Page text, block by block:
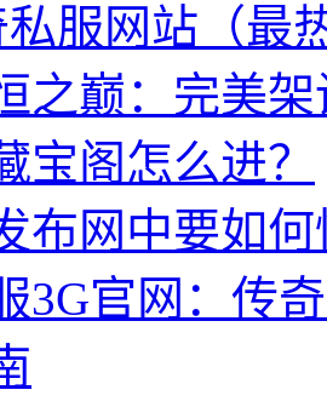
私服网站（最
之巅：完美
宝阁怎么进？
布网中要如
3G官网：传